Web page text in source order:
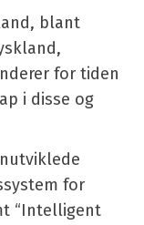
blant
for tiden
i disse og
for
“Intelligent